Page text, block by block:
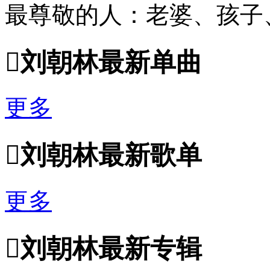
最尊敬的人：老婆、孩
刘朝林最新单曲
更多
刘朝林最新歌单
更多
刘朝林最新专辑